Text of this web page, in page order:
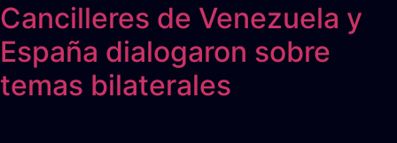
Cancilleres de Venezuela y
España dialogaron sobre
temas bilaterales